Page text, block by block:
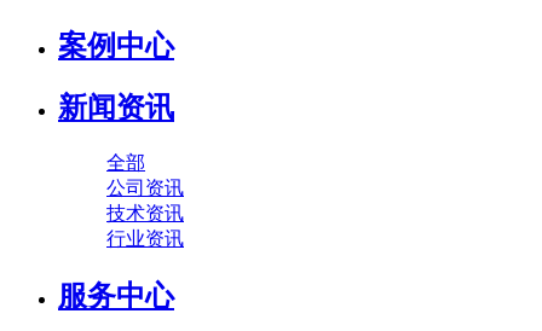
案例中心
新闻资讯
全部
公司资讯
技术资讯
行业资讯
服务中心